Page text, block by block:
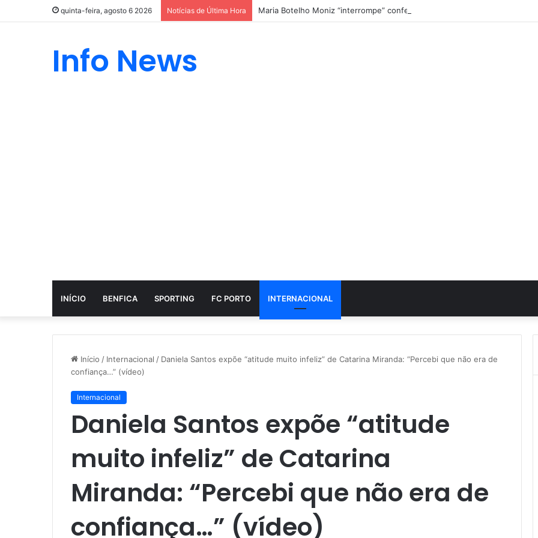
quinta-feira, agosto 6 2026 Notícias de Última Hora Maria Botelho Moniz “interrompe” confessionário
Info News
INÍCIO BENFICA SPORTING FC PORTO INTERNACIONAL
Início / Internacional / Daniela Santos expõe “atitude muito infeliz” de Catarina Miranda: “Percebi que não era de
confiança…” (vídeo)
Internacional
Daniela Santos expõe “atitude
muito infeliz” de Catarina
Miranda: “Percebi que não era de
confiança…” (vídeo)